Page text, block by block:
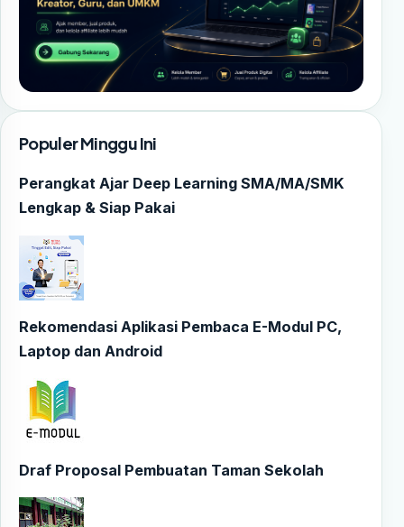
Populer Minggu Ini
Perangkat Ajar Deep Learning SMA/MA/SMK
Lengkap & Siap Pakai
Rekomendasi Aplikasi Pembaca E-Modul PC,
Laptop dan Android
Draf Proposal Pembuatan Taman Sekolah